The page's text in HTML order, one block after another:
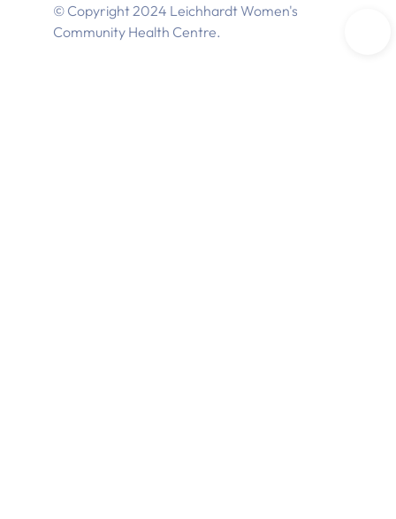
© Copyright 2024 Leichhardt Women's
Community Health Centre.